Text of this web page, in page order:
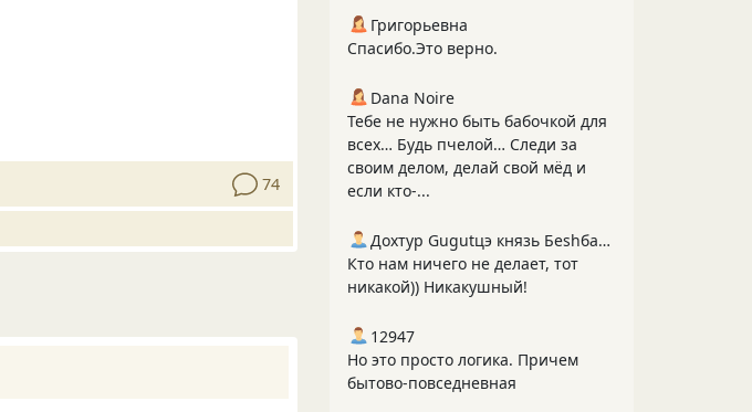
74
Григорьевна
Спасибо.Это верно.
Dana Noire
Тебе не нужно быть бабочкой для
всех… Будь пчелой… Следи за
своим делом, делай свой мёд и
если кто-...
Дохтур Gugutцэ князь Беshбармакоff
Кто нам ничего не делает, тот
никакой)) Никакушный!
12947
Но это просто логика. Причем
бытово-повседневная